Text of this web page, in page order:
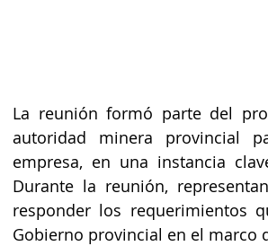
La reunión formó parte del
autoridad minera provincial
empresa, en una instancia
Durante la reunión,
responder los requerimientos
Gobierno provincial en el marco